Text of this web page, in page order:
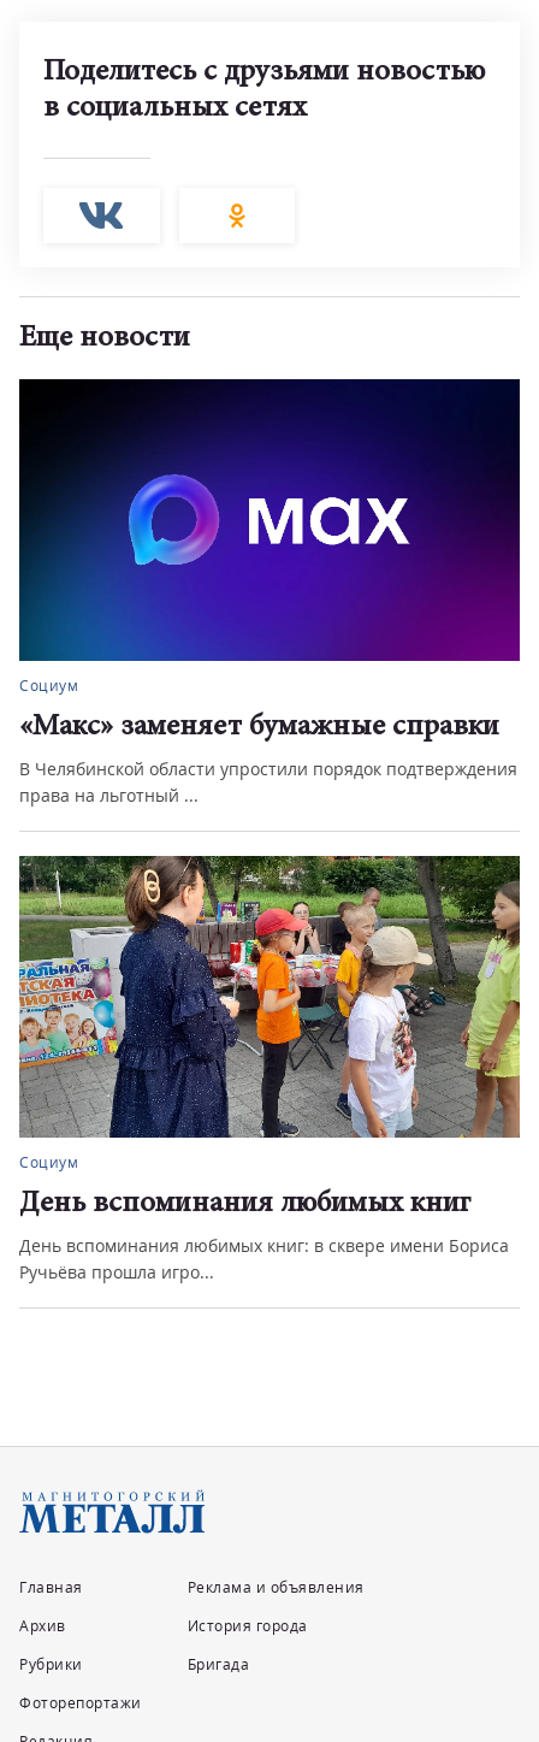
Поделитесь с друзьями новостью
в социальных сетях
Еще новости
Социум
«Макс» заменяет бумажные справки
В Челябинской области упростили порядок подтверждения
права на льготный ...
Социум
День вспоминания любимых книг
День вспоминания любимых книг: в сквере имени Бориса
Ручьёва прошла игро...
Главная
Архив
Рубрики
Фоторепортажи
Реклама и объявления
История города
Бригада